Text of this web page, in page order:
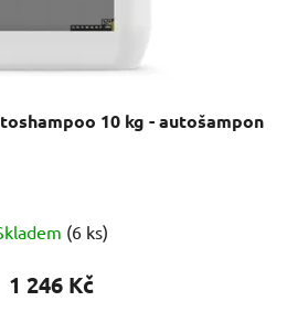
10 kg - autošampon
(6 ks)
1 246 Kč